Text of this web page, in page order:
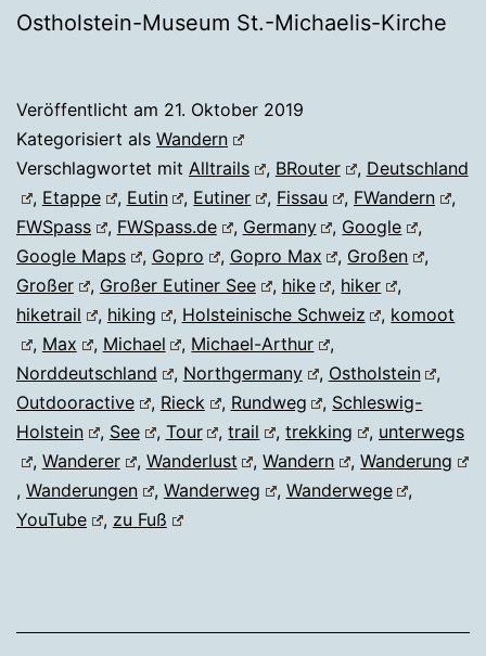
Ostholstein-Museum St.-Michaelis-Kirche
Veröffentlicht am 21. Oktober 2019
Kategorisiert als Wandern
Verschlagwortet mit Alltrails , BRouter , Deutschland
, Etappe , Eutin , Eutiner , Fissau , FWandern
,
FWSpass
, FWSpass.de , Germany , Google
,
Google Maps
, Gopro , Gopro Max , Großen
,
Großer
, Großer Eutiner See , hike , hiker
,
hiketrail
, hiking , Holsteinische Schweiz , komoot
, Max , Michael , Michael-Arthur
,
Norddeutschland
, Northgermany , Ostholstein
,
Outdooractive
, Rieck , Rundweg , Schleswig-
Holstein
, See , Tour ,trail ,trekking , unterwegs
, Wanderer , Wanderlust ,Wandern ,Wanderung
, Wanderungen , Wanderweg , Wanderwege
,
YouTube
, zu Fuß